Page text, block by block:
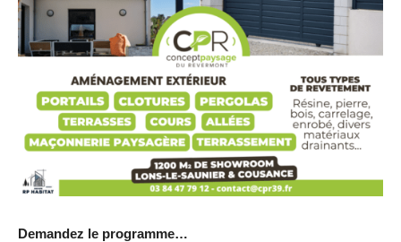
Demandez le programme…